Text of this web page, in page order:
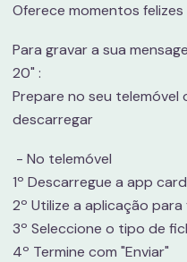
Oferece momentos felizes
Para gravar a sua
20" :
Prepare no seu
descarregar
- No telemóvel
1º Descarregue a app
2º Utilize a aplicação
3º Seleccione o tipo de
4º Termine com "Enviar"